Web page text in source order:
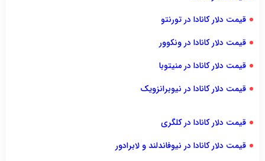
قیمت دلار کانادا در تورنتو
قیمت دلار کانادا در ونکوور
قیمت دلار کانادا در منیتوبا
قیمت دلار کانادا در نیوبرانزویک
قیمت دلار کانادا در کلگری
قیمت دلار کانادا در نیوفاندلند و لابرادور